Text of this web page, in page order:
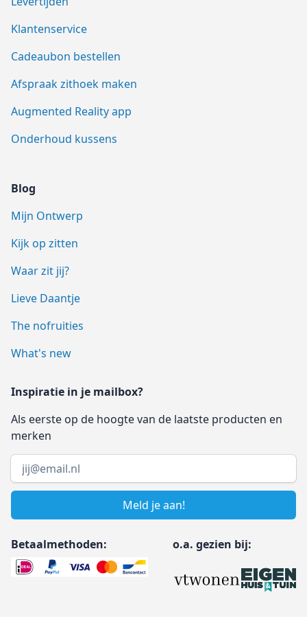
Klantenservice
Cadeaubon bestellen
Afspraak zithoek maken
Augmented Reality app
Onderhoud kussens
Blog
Mijn Ontwerp
Kijk op zitten
Waar zit jij?
Lieve Daantje
The nofruities
What's new
Inspiratie in je mailbox?
Als eerste op de hoogte van de laatste producten en
merken
Email address
Meld je aan!
Betaalmethoden: o.a. gezien bij: